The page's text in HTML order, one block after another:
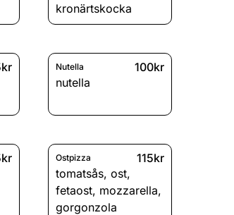
kronärtskocka
Nutella
100kr
nutella
Ostpizza
115kr
tomatsås,ost,
fetaost, mozzarella,
gorgonzola